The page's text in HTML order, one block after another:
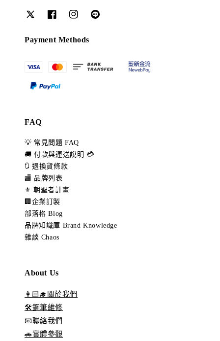
Payment Methods
FAQ
💡 常見問題 FAQ
🚚 付款與運送說明 💳
🔃 退換貨條款
🏬 品牌列表
⚜️ 朝聖者計畫
🏢企業訂製
部落格 Blog
品牌知識庫 Brand Knowledge
雜談 Chaos
About Us
👩🏻‍🎓關於我們
🛠️鋼筆維修
📧聯絡我們
🚗實體參觀